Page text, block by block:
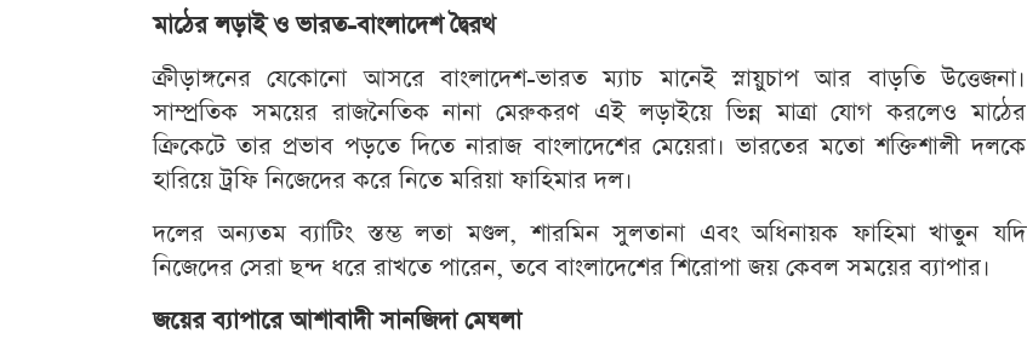
মাঠের লড়াই ও ভারত-বাংলাদেশ দ্বৈরথ
ক্রীড়াঙ্গনের যেকোনো আসরে বাংলাদেশ-ভারত ম্যাচ মানেই স্নায়ুচাপ আর বাড়তি উত্তেজনা।
সাম্প্রতিক সময়ের রাজনৈতিক নানা মেরুকরণ এই লড়াইয়ে ভিন্ন মাত্রা যোগ করলেও মাঠের
ক্রিকেটে তার প্রভাব পড়তে দিতে নারাজ বাংলাদেশের মেয়েরা। ভারতের মতো শক্তিশালী দলকে
হারিয়ে ট্রফি নিজেদের করে নিতে মরিয়া ফাহিমার দল।
দলের অন্যতম ব্যাটিং স্তম্ভ লতা মণ্ডল, শারমিন সুলতানা এবং অধিনায়ক ফাহিমা খাতুন যদি
নিজেদের সেরা ছন্দ ধরে রাখতে পারেন, তবে বাংলাদেশের শিরোপা জয় কেবল সময়ের ব্যাপার।
জয়ের ব্যাপারে আশাবাদী সানজিদা মেঘলা